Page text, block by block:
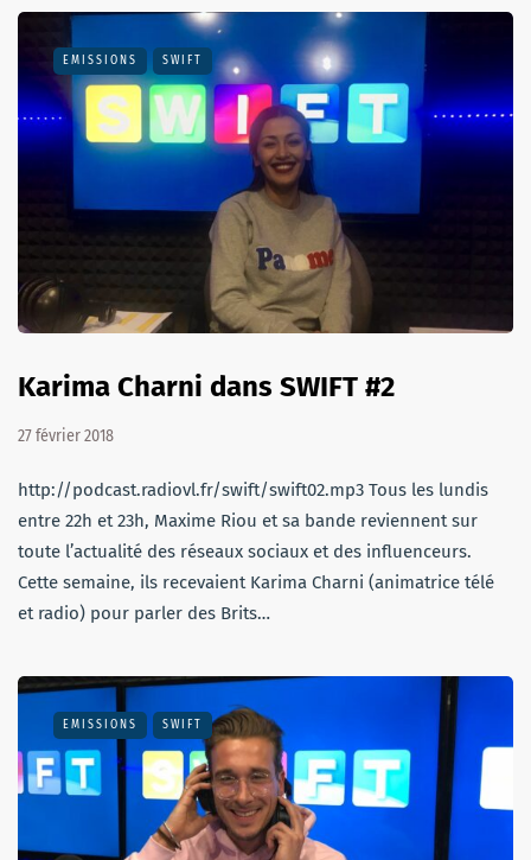
EMISSIONS SWIFT
Karima Charni dans SWIFT #2
27 février 2018
http://podcast.radiovl.fr/swift/swift02.mp3 Tous les lundis
entre 22h et 23h, Maxime Riou et sa bande reviennent sur
toute l’actualité des réseaux sociaux et des influenceurs.
Cette semaine, ils recevaient Karima Charni (animatrice télé
et radio) pour parler des Brits…
EMISSIONS SWIFT